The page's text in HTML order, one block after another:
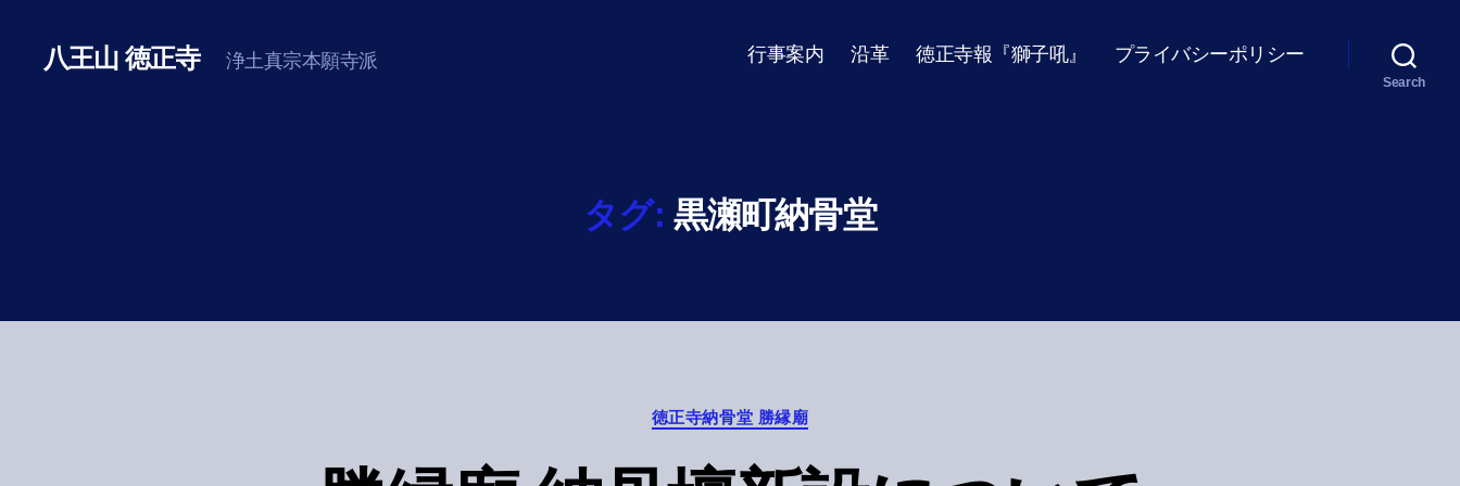
八王山 徳正寺 浄土真宗本願寺派 行事案内 沿革 徳正寺報『獅子吼』 プライバシーポリシー
Search
タグ: 黒瀬町納骨堂
Categories
徳正寺納骨堂 勝縁廟